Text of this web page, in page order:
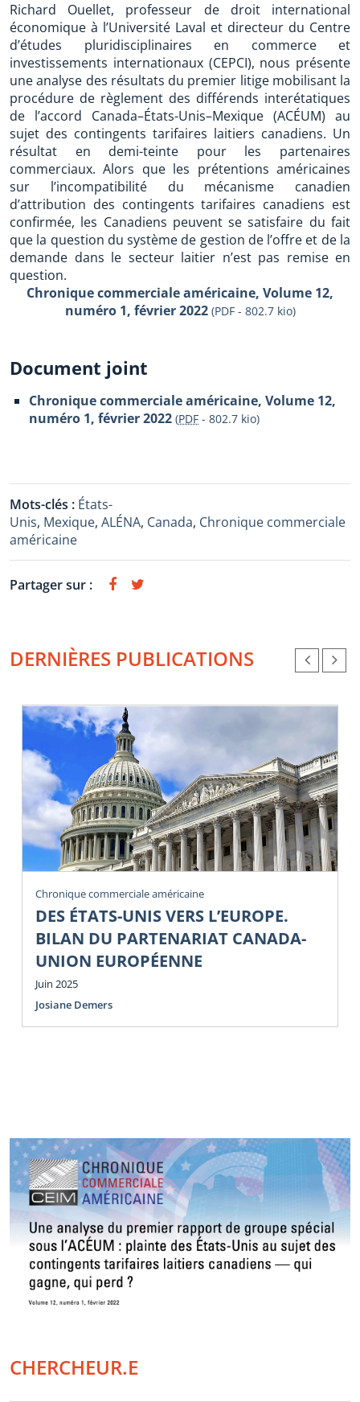
Richard Ouellet, professeur de droit international
économique à l’Université Laval et directeur du Centre
d’études pluridisciplinaires en commerce et
investissements internationaux (CEPCI), nous présente
une analyse des résultats du premier litige mobilisant la
procédure de règlement des différends interétatiques
de l’accord Canada–États-Unis–Mexique (ACÉUM) au
sujet des contingents tarifaires laitiers canadiens. Un
résultat en demi-teinte pour les partenaires
commerciaux. Alors que les prétentions américaines
sur l’incompatibilité du mécanisme canadien
d’attribution des contingents tarifaires canadiens est
confirmée, les Canadiens peuvent se satisfaire du fait
que la question du système de gestion de l’offre et de la
demande dans le secteur laitier n’est pas remise en
question.
Chronique commerciale américaine, Volume 12,
numéro 1, février 2022 (PDF - 802.7 kio)
Document joint
Chronique commerciale américaine, Volume 12,
numéro 1, février 2022 (PDF - 802.7 kio)
Mots-clés : États-
Unis, Mexique, ALÉNA, Canada, Chronique commerciale
américaine
Partager sur :
DERNIÈRES PUBLICATIONS
Chronique commerciale américaine
DES ÉTATS-UNIS VERS L’EUROPE.
BILAN DU PARTENARIAT CANADA-
UNION EUROPÉENNE
Juin 2025
Josiane Demers
CHERCHEUR.E